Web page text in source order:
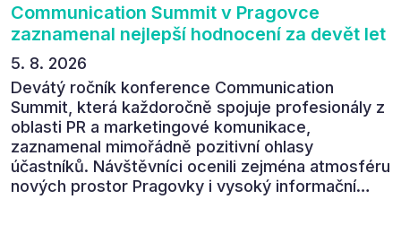
Communication Summit v Pragovce
zaznamenal nejlepší hodnocení za devět let
5. 8. 2026
Devátý ročník konference Communication
Summit, která každoročně spojuje profesionály z
oblasti PR a marketingové komunikace,
zaznamenal mimořádně pozitivní ohlasy
účastníků. Návštěvníci ocenili zejména atmosféru
nových prostor Pragovky i vysoký informační